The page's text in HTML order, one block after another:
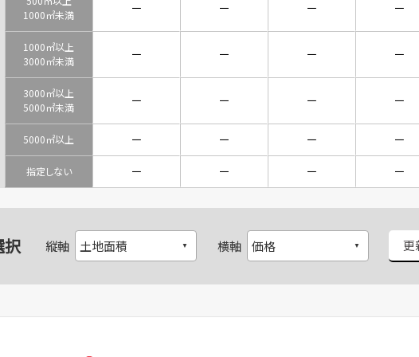
1000㎡未満
－ － － －
1000㎡以上
3000㎡未満
－ － － －
3000㎡以上
5000㎡未満
－ － － －
5000㎡以上 － － － －
指定しない － － － －
択 縦軸 横軸 更